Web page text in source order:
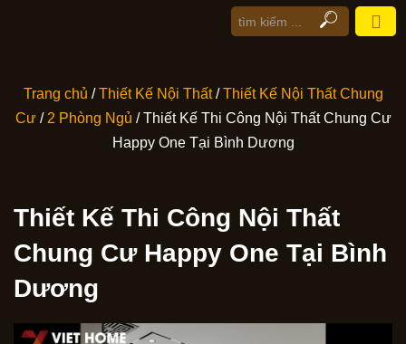
Trang chủ /Thiết Kế Nội Thất/Thiết Kế Nội Thất Chung
Cư/ 2 Phòng Ngủ / Thiết Kế Thi Công Nội Thất Chung Cư
Happy One Tại Bình Dương
Thiết Kế Thi Công Nội Thất
Chung Cư Happy One Tại Bình
Dương